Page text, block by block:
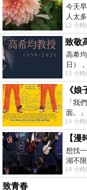
今天
人太
去西
12 小時
致敬
高希
日）
赴美
13 小時
「我
面。
楚這
14 小時
想找
湖不
內湖
14 小時
致青春